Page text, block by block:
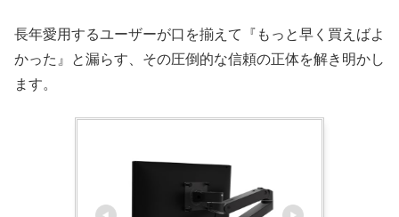
長年愛用するユーザーが口を揃えて『もっと早く買えばよ
かった』と漏らす、その圧倒的な信頼の正体を解き明かし
ます。